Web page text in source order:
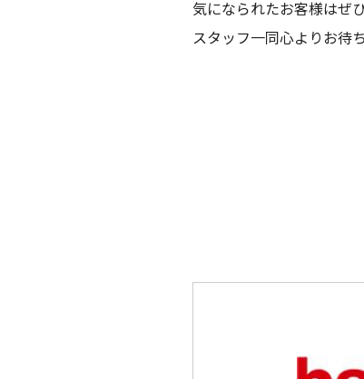
気になられたお客様はぜ
スタッフ一同心よりお待